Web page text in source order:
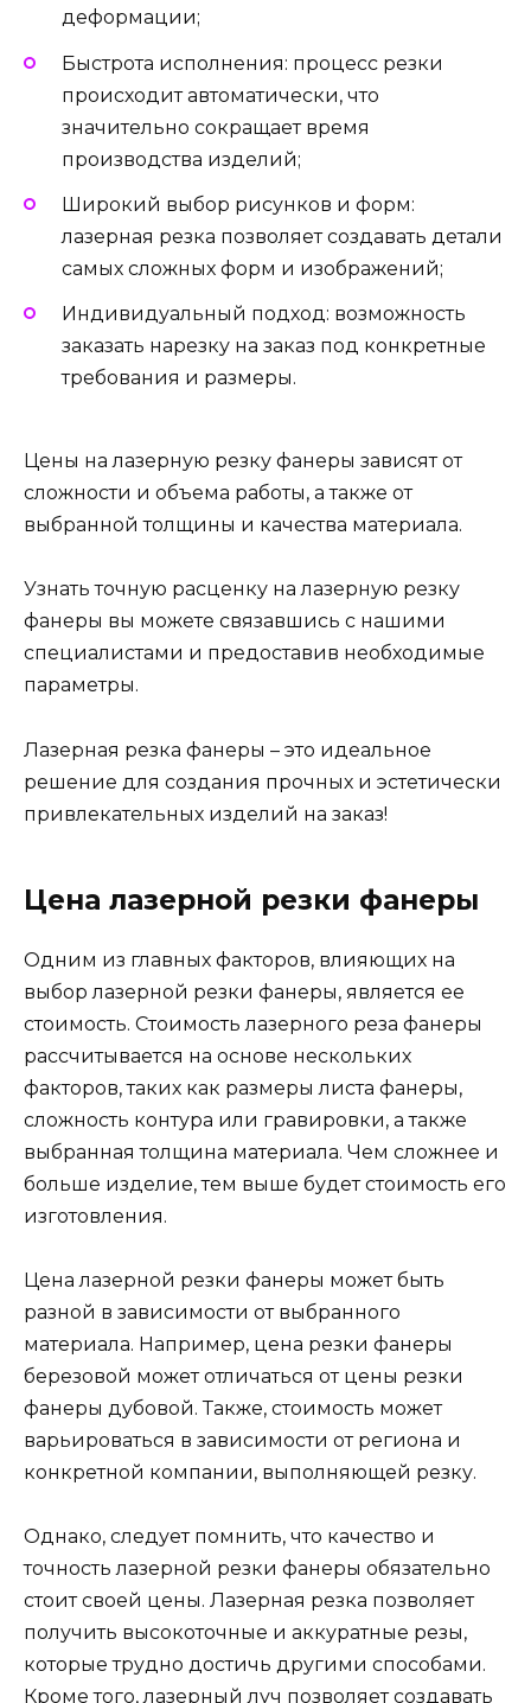
деформации;
Быстрота исполнения: процесс резки
происходит автоматически, что
значительно сокращает время
производства изделий;
Широкий выбор рисунков и форм:
лазерная резка позволяет создавать детали
самых сложных форм и изображений;
Индивидуальный подход: возможность
заказать нарезку на заказ под конкретные
требования и размеры.
Цены на лазерную резку фанеры зависят от
сложности и объема работы, а также от
выбранной толщины и качества материала.
Узнать точную расценку на лазерную резку
фанеры вы можете связавшись с нашими
специалистами и предоставив необходимые
параметры.
Лазерная резка фанеры – это идеальное
решение для создания прочных и эстетически
привлекательных изделий на заказ!
Цена лазерной резки фанеры
Одним из главных факторов, влияющих на
выбор лазерной резки фанеры, является ее
стоимость. Стоимость лазерного реза фанеры
рассчитывается на основе нескольких
факторов, таких как размеры листа фанеры,
сложность контура или гравировки, а также
выбранная толщина материала. Чем сложнее и
больше изделие, тем выше будет стоимость его
изготовления.
Цена лазерной резки фанеры может быть
разной в зависимости от выбранного
материала. Например, цена резки фанеры
березовой может отличаться от цены резки
фанеры дубовой. Также, стоимость может
варьироваться в зависимости от региона и
конкретной компании, выполняющей резку.
Однако, следует помнить, что качество и
точность лазерной резки фанеры обязательно
стоит своей цены. Лазерная резка позволяет
получить высокоточные и аккуратные резы,
которые трудно достичь другими способами.
Кроме того, лазерный луч позволяет создавать